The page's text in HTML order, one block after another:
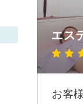
エス
お客